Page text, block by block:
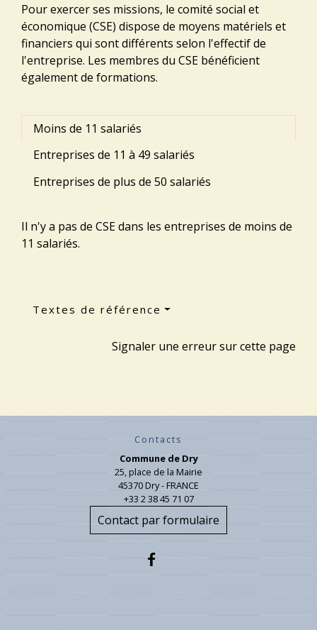
Pour exercer ses missions, le comité social et
économique (CSE) dispose de moyens matériels et
financiers qui sont différents selon l'effectif de
l'entreprise. Les membres du CSE bénéficient
également de formations.
Moins de 11 salariés
Entreprises de 11 à 49 salariés
Entreprises de plus de 50 salariés
Il n'y a pas de CSE dans les entreprises de moins de
11 salariés.
Textes de référence
Signaler une erreur sur cette page
Contacts
Commune de Dry
25, place de la Mairie
45370 Dry - FRANCE
+33 2 38 45 71 07
Contact par formulaire